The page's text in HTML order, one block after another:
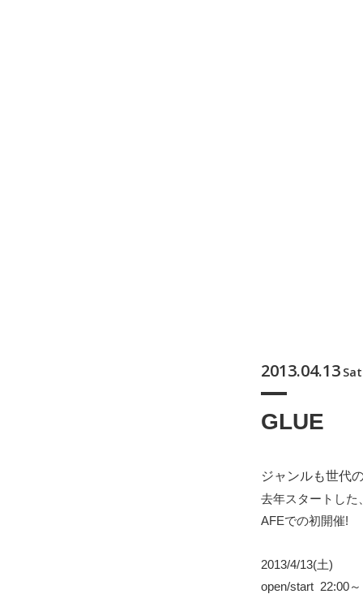
2013.04.13 Sat
GLUE
ジャンルも世代
去年スタートした
AFEでの初開催!
2013/4/13(土)
open/start 22:00～